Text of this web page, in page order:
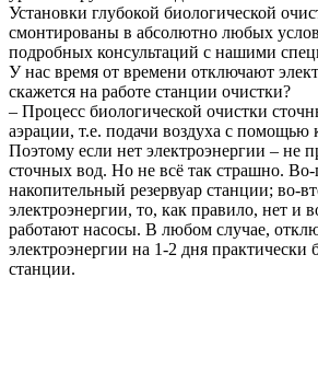
Установки глубокой биологической
смонтированы в абсолютно любых
подробных консультаций с нашими
У нас время от времени отключают
скажется на работе станции очистки?
– Процесс биологической очистки
аэрации, т.е. подачи воздуха с помощью
Поэтому если нет электроэнергии – не
сточных вод. Но не всё так страшно. Во-
накопительный резервуар станции; во-
электроэнергии, то, как правило, нет и
работают насосы. В любом случае,
электроэнергии на 1-2 дня практически
станции.